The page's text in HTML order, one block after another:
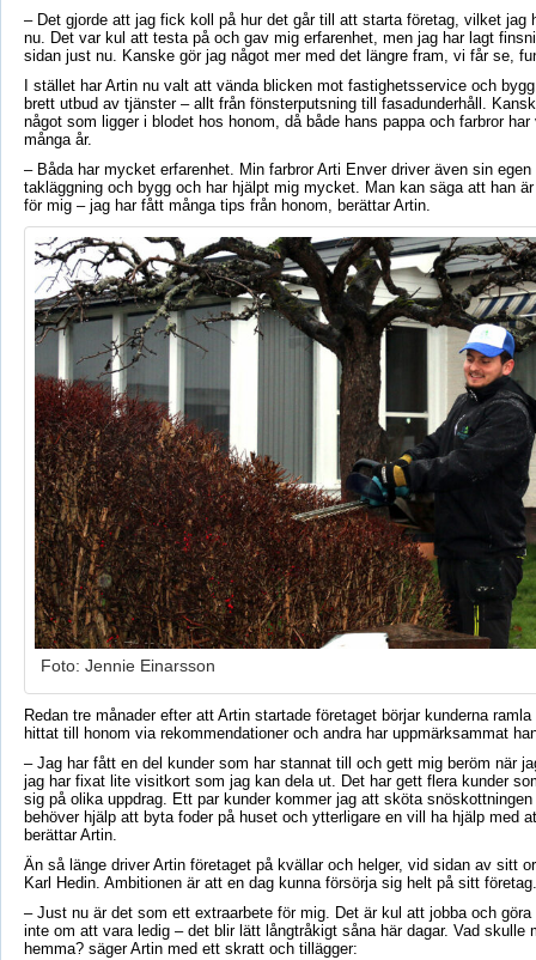
– Det gjorde att jag fick koll på hur det går till att starta företag, vilket jag
nu. Det var kul att testa på och gav mig erfarenhet, men jag har lagt
sidan just nu. Kanske gör jag något mer med det längre fram, vi får se,
I stället harArtinnu valt att vända blicken mot fastighetsservice och
brett utbud av tjänster – allt från fönsterputsning till fasadunderhåll .
något som ligger i blodet hos honom, då både hans pappa och farbror
många år.
– Båda har mycket erfarenhet. Min farbrorArti Enver driver även sin egen
takläggning och bygg och har hjälpt mig mycket. Man kan säga att han
för mig – jag har fått många tips från honom, berättarArtin.
Foto: Jennie Einarsson
Redan tre månader efter att Artinstartade företaget börjar kunderna ramla
hittat till honom via rekommendationer och andra har uppmärksammat
– Jag har fått en del kunder som har stannat till och gett mig beröm när
jag har fixat lite visitkort som jag kan dela ut. Det har gett flera kunder
sig på olika uppdrag. Ett par kunder kommer jag att sköta snöskottningen
behöver hjälp att byta foder på huset och ytterligare en vill ha hjälp med
berättarArtin.
Än så länge driverArtinföretaget på kvällar och helger, vid sidan av sitt
Karl Hedin. Ambitionen är att en dag kunna försörja sig helt på sitt företag.
– Just nu är det som ett extraarbete för mig. Det är kul att jobba och
inte om att vara ledig – det blir l ätt långtråkigt såna här dagar. Vad skulle
hemma? sägerArtinmed ett skratt och tillägger: